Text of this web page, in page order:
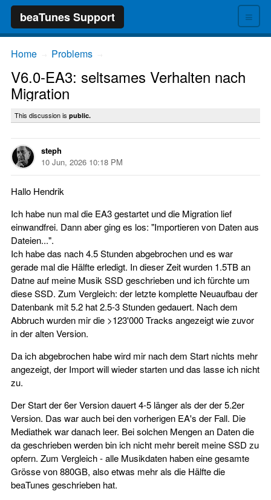
≡
beaTunes Support
Home Problems
V6.0-EA3: seltsames Verhalten nach
Migration
This discussion is public.
steph
10 Jun, 2026 10:18 PM
Hallo Hendrik
Ich habe nun mal die EA3 gestartet und die Migration lief
einwandfrei. Dann aber ging es los: "Importieren von Daten aus
Dateien...".
Ich habe das nach 4.5 Stunden abgebrochen und es war
gerade mal die Hälfte erledigt. In dieser Zeit wurden 1.5TB an
Datne auf meine Musik SSD geschrieben und ich fürchte um
diese SSD. Zum Vergleich: der letzte komplette Neuaufbau der
Datenbank mit 5.2 hat 2.5-3 Stunden gedauert. Nach dem
Abbruch wurden mir die >123'000 Tracks angezeigt wie zuvor
in der alten Version.
Da ich abgebrochen habe wird mir nach dem Start nichts mehr
angezeigt, der Import will wieder starten und das lasse ich nicht
zu.
Der Start der 6er Version dauert 4-5 länger als der der 5.2er
Version. Das war auch bei den vorherigen EA's der Fall. Die
Mediathek war danach leer. Bei solchen Mengen an Daten die
da geschrieben werden bin ich nicht mehr bereit meine SSD zu
opfern. Zum Vergleich - alle Musikdaten haben eine gesamte
Grösse von 880GB, also etwas mehr als die Hälfte die
beaTunes geschrieben hat.